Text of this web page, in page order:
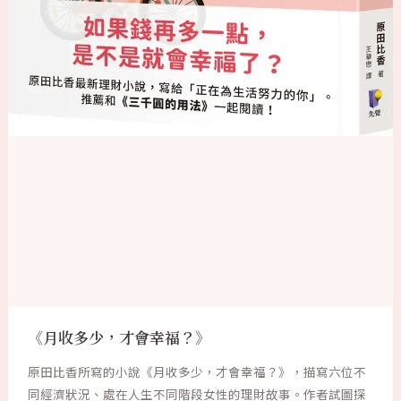
《月收多少，才會幸福？》
原田比香所寫的小說《月收多少，才會幸福？》，描寫六位不
同經濟狀況、處在人生不同階段女性的理財故事。作者試圖探